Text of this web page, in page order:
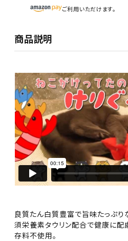
ご利用いただけます。
商品説明
良質たん白質豊富で旨味たっぷり
須栄養素タウリン配合で健康に配
存料不使用。